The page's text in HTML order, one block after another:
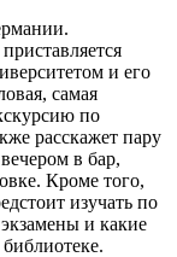
и его
самая
по
расскажет пару
в бар,
Кроме того,
изучать по
и какие